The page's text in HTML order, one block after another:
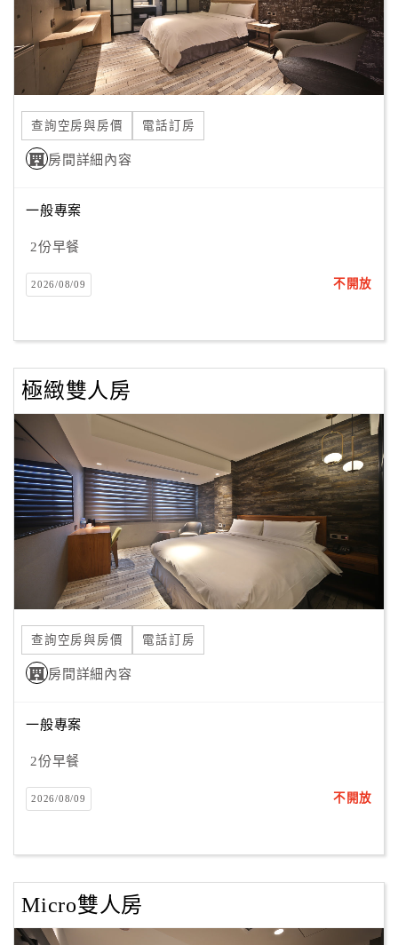
作
提
飯
店
作
廠
商
旅
計
劃
查詢空房與房價 電話訂房
房間詳細內容
一般專案
2份早餐
2026/08/09 不開放
極緻雙人房
查詢空房與房價 電話訂房
房間詳細內容
一般專案
2份早餐
2026/08/09 不開放
Micro雙人房